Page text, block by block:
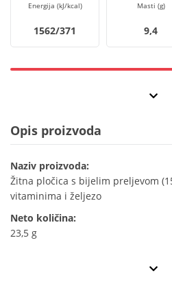
Energija (kJ/kcal)
1562/371
Masti (g)
9,4
Opis proizvoda
Naziv proizvoda:
Žitna pločica s bijelim preljevom
vitaminima i željezo
Neto količina:
23,5 g